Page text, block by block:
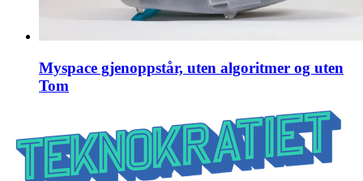
Myspace gjenoppstår, uten algoritmer og uten
Tom